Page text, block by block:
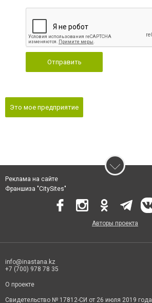
Отправить
Это мое предприятие
Реклама на сайте
Франшиза "CitySites"
Авторы проекта
info@inastana.kz
+7 (700) 978 78 35
О проекте
Свидетельство № 17812-СИ от 26 июля 2019 года